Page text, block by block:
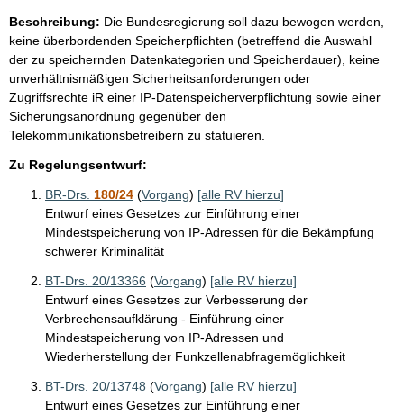
p
r
o
S
e
i
Beschreibung: Die Bundesregierung soll dazu bewogen werden,
keine überbordenden Speicherpflichten (betreffend die Auswahl
der zu speichernden Datenkategorien und Speicherdauer), keine
unverhältnismäßigen Sicherheitsanforderungen oder
Zugriffsrechte iR einer IP-Datenspeicherverpflichtung sowie einer
Sicherungsanordnung gegenüber den
Telekommunikationsbetreibern zu statuieren.
Zu Regelungsentwurf:
BR-Drs. 180/24 (Vorgang) [alle RV hierzu]
Entwurf eines Gesetzes zur Einführung einer
Mindestspeicherung von IP-Adressen für die Bekämpfung
schwerer Kriminalität
BT-Drs. 20/13366 (Vorgang) [alle RV hierzu]
Entwurf eines Gesetzes zur Verbesserung der
Verbrechensaufklärung - Einführung einer
Mindestspeicherung von IP-Adressen und
Wiederherstellung der Funkzellenabfragemöglichkeit
BT-Drs. 20/13748 (Vorgang) [alle RV hierzu]
Entwurf eines Gesetzes zur Einführung einer